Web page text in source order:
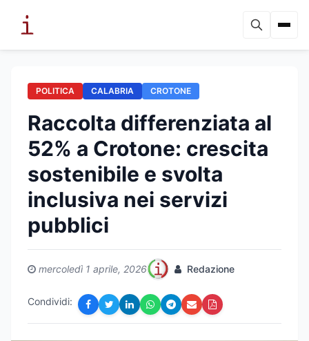
POLITICA CALABRIA CROTONE
Raccolta differenziata al
52% a Crotone: crescita
sostenibile e svolta
inclusiva nei servizi
pubblici
mercoledì 1 aprile, 2026 Redazione
Condividi: